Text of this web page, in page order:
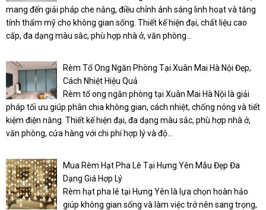
mang đến giải pháp che nắng, điều chỉnh ánh sáng linh hoạt và tăng
tính thẩm mỹ cho không gian sống. Thiết kế hiện đại, chất liệu cao
cấp, đa dạng màu sắc, phù hợp nhà ở, văn phòng...
Rèm Tổ Ong Ngăn Phòng Tại Xuân Mai Hà Nội Đẹp,
Cách Nhiệt Hiệu Quả
Rèm tổ ong ngăn phòng tại Xuân Mai Hà Nội là giải
pháp tối ưu giúp phân chia không gian, cách nhiệt, chống nóng và tiết
kiệm điện năng. Thiết kế hiện đại, đa dạng màu sắc, phù hợp nhà ở,
văn phòng, cửa hàng với chi phí hợp lý và độ...
Mua Rèm Hạt Pha Lê Tại Hưng Yên Mẫu Đẹp Đa
Dạng Giá Hợp Lý
Rèm hạt pha lê tại Hưng Yên là lựa chọn hoàn hảo
giúp không gian sống và làm việc trở nên sang trọng,